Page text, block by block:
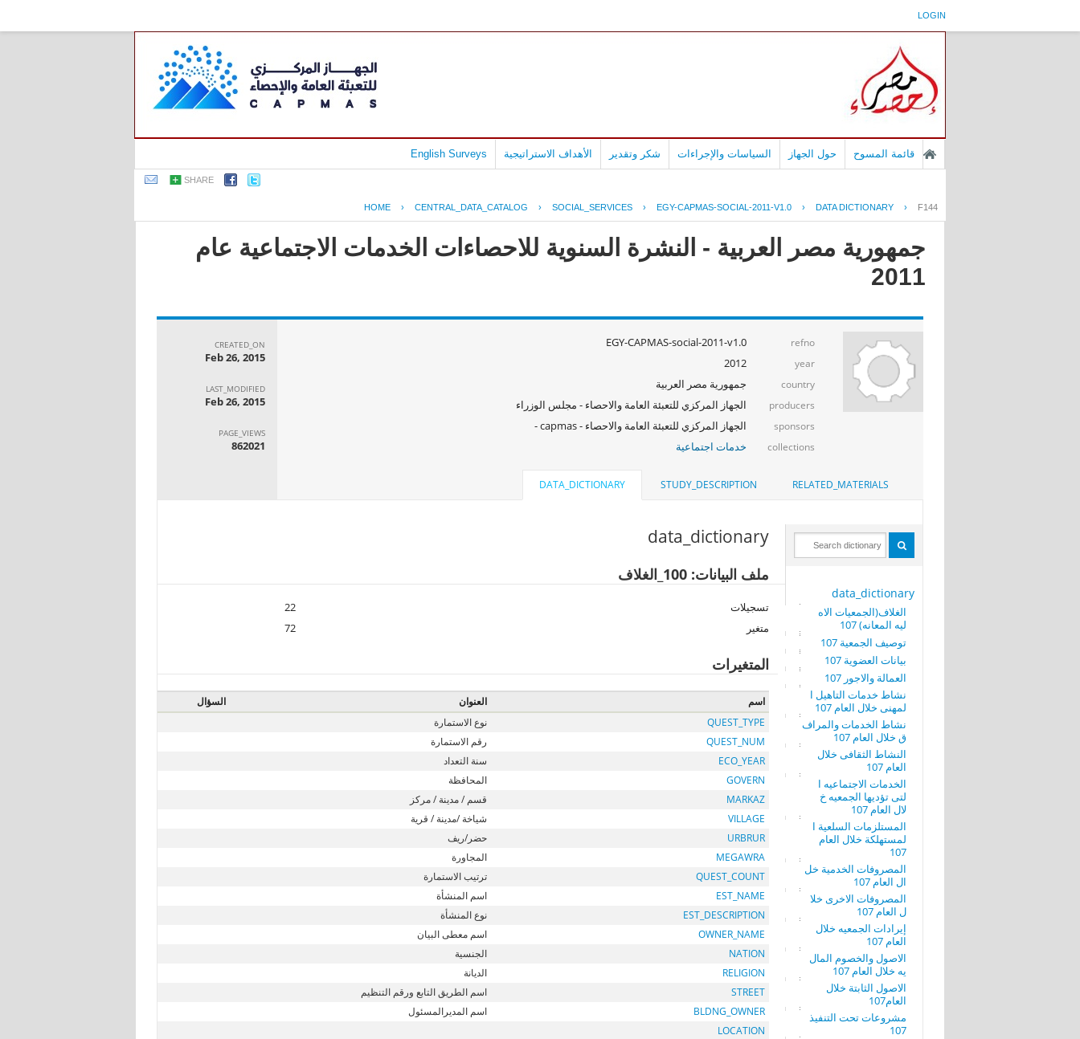
LOGIN
قائمة المسوح حول الجهاز السياسات والإجراءات شكر وتقدير الأهداف الاستراتيجية English Surveys
SHARE
HOME › CENTRAL_DATA_CATALOG › SOCIAL_SERVICES › EGY-CAPMAS-SOCIAL-2011-V1.0 › DATA DICTIONARY › F144
جمهورية مصر العربية - النشرة السنوية للاحصاءات الخدمات الاجتماعية عام
2011
refno
EGY-CAPMAS-social-2011-v1.0
year
2012
country جمهورية مصر العربية
producers الجهاز المركزي للتعبئة العامة والاحصاء - مجلس الوزراء
sponsors الجهاز المركزي للتعبئة العامة والاحصاء - capmas -
collections خدمات اجتماعية
CREATED_ON
Feb 26, 2015
LAST_MODIFIED
Feb 26, 2015
PAGE_VIEWS
862021
RELATED_MATERIALS
STUDY_DESCRIPTION
DATA_DICTIONARY
data_dictionary
الغلاف(الجمعيات الاه
ليه المعانه) 107
توصيف الجمعية 107
بيانات العضوية 107
العمالة والاجور 107
نشاط خدمات التاهيل ا
لمهنى خلال العام 107
نشاط الخدمات والمراف
ق خلال العام 107
النشاط الثقافى خلال
العام 107
الخدمات الاجتماعيه ا
لتى تؤديها الجمعيه خ
لال العام 107
المستلزمات السلعية ا
لمستهلكة خلال العام
107
المصروفات الخدمية خل
ال العام 107
المصروفات الاخرى خلا
ل العام 107
إيرادات الجمعيه خلال
العام 107
الاصول والخصوم المال
يه خلال العام 107
الاصول الثابتة خلال
العام107
مشروعات تحت التنفيذ
107
data_dictionary
ملف البيانات: 100_الغلاف
تسجيلات
22
متغير
72
المتغيرات
اسم العنوان
السؤال
QUEST_TYPE
نوع الاستمارة
QUEST_NUM
رقم الاستمارة
ECO_YEAR
سنة التعداد
GOVERN
المحافظة
MARKAZ
قسم / مدينة / مركز
VILLAGE
شياخة /مدينة / قرية
URBRUR
حضر/ريف
MEGAWRA
المجاورة
QUEST_COUNT
ترتيب الاستمارة
EST_NAME
اسم المنشأة
EST_DESCRIPTION
نوع المنشأة
OWNER_NAME
اسم معطى البيان
NATION
الجنسية
RELIGION
الديانة
STREET
اسم الطريق التابع ورقم التنظيم
BLDNG_OWNER
اسم المديرالمسئول
LOCATION